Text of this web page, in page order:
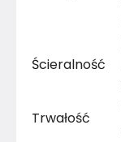
Ścieralność
Trwałość